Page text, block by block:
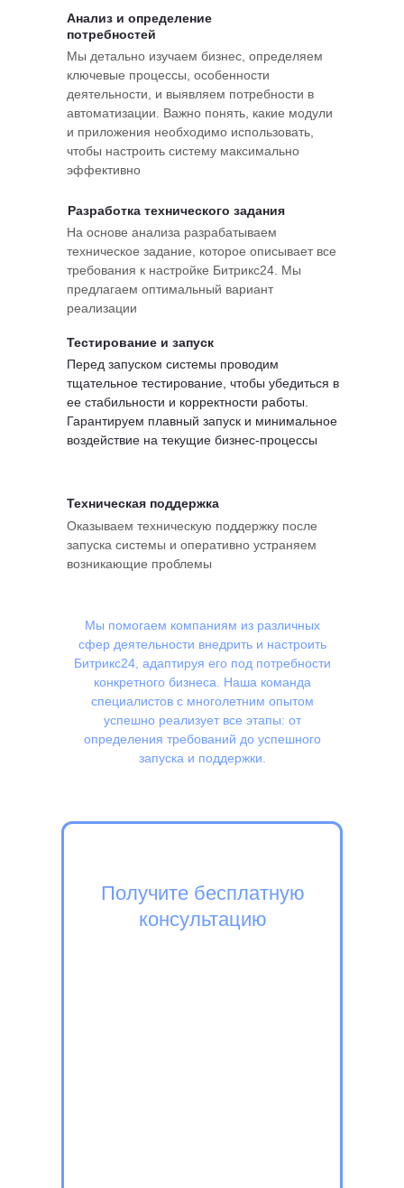
Мы помогаем компаниям из различных
сфер деятельности внедрить и настроить
Битрикс24, адаптируя его под потребности
конкретного бизнеса. Наша команда
специалистов с многолетним опытом
успешно реализует все этапы: от
определения требований до успешного
запуска и поддержки.
Оказываем техническую поддержку после
запуска системы и оперативно устраняем
возникающие проблемы
Техническая поддержка
Перед запуском системы проводим
тщательное тестирование, чтобы убедиться в
ее стабильности и корректности работы.
Гарантируем плавный запуск и минимальное
воздействие на текущие бизнес-процессы
Тестирование и запуск
На основе анализа разрабатываем
техническое задание, которое описывает все
требования к настройке Битрикс24. Мы
предлагаем оптимальный вариант
реализации
Разработка технического задания
Анализ и определение
потребностей
Мы детально изучаем бизнес, определяем
ключевые процессы, особенности
деятельности, и выявляем потребности в
автоматизации. Важно понять, какие модули
и приложения необходимо использовать,
чтобы настроить систему максимально
эффективно
Получите бесплатную
консультацию